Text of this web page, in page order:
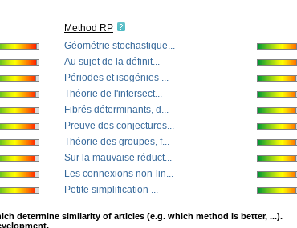
Method RP
Géométrie stochastique...
Au sujet de la définit...
Périodes et isogénies ...
Théorie de l'intersect...
Fibrés déterminants, d...
Preuve des conjectures...
Théorie des groupes, f...
Sur la mauvaise réduct...
Les connexions non-lin...
Petite simplification ...
determine similarity of articles (e.g. which method is better, ...).